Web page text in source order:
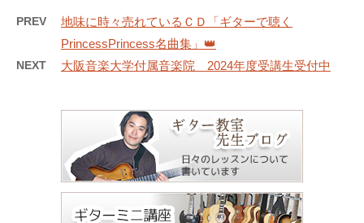
PREV
地味に時々売れているＣＤ「ギターで聴く
PrincessPrincess名曲集」👑
NEXT 大阪音楽大学付属音楽院 2024年度受講生受付中